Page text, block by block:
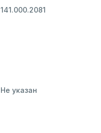
141.000.2081
Не указан